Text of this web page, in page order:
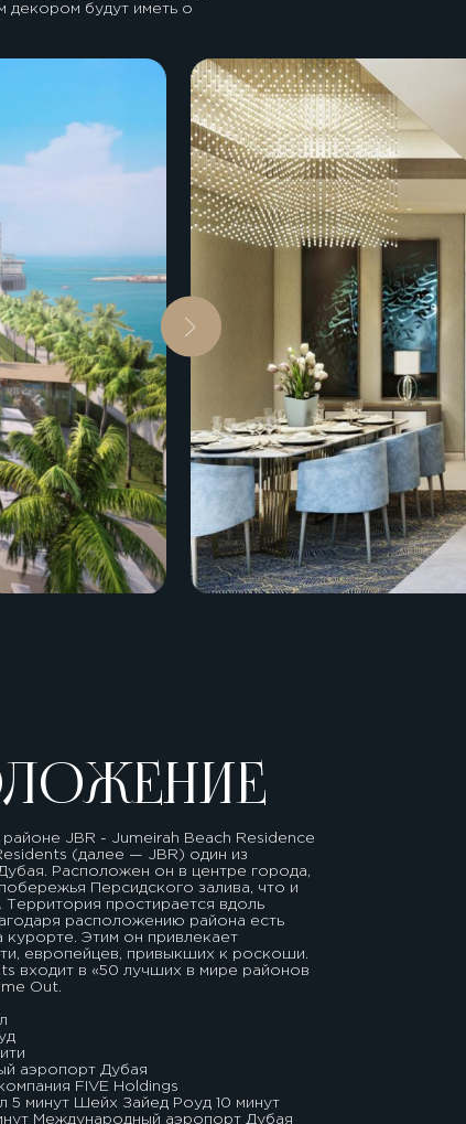
декором будут иметь о
JBR - Jumeirah Beach Residence
(далее — JBR) один из
Расположен он в центре города,
Персидского залива, что и
Территория простирается вдоль
расположению района есть
Этим он привлекает
европейцев, привыкших к роскоши.
входит в «50 лучших в мире районов
Out.
аэропорт Дубая
FIVE Holdings
5 минут Шейх Зайед Роуд 10 минут
Международный аэропорт Дубая